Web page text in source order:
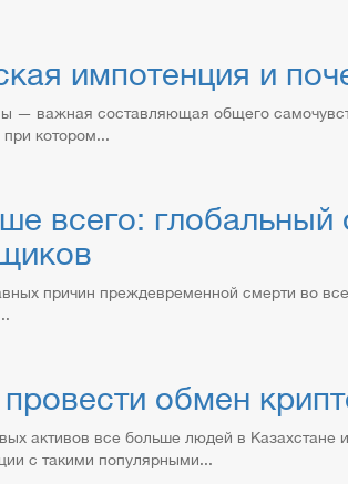
импотенция и
— важная составляющая общего
котором...
всего:
причин преждевременной смерти во
обмен
активов все больше людей в
с такими популярными...